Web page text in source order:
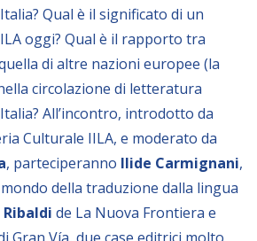
Qual è il significato di un
oggi? Qual è il rapporto tra
di altre nazioni europee (la
circolazione di letteratura
All’incontro, introdotto da
Culturale IILA, e moderato da
, parteciperanno Ilide Carmignani,
della traduzione dalla lingua
de La Nuova Frontiera e